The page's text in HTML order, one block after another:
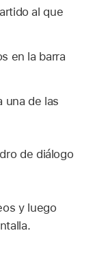
al que
en la barra
una de las
de diálogo
y luego